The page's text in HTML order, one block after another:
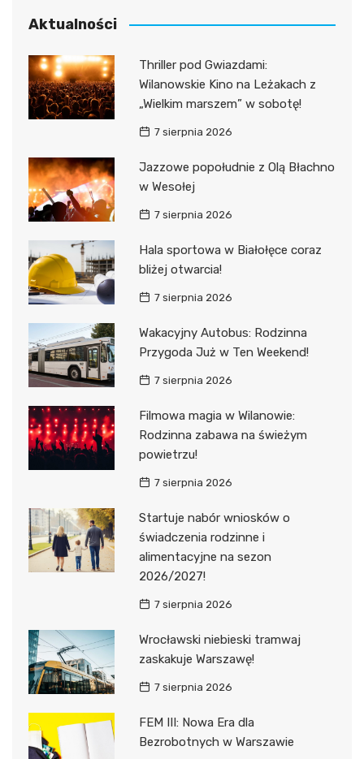
Aktualności
Thriller pod Gwiazdami:
Wilanowskie Kino na Leżakach z
„Wielkim marszem” w sobotę!
7 sierpnia 2026
Jazzowe popołudnie z Olą Błachno
w Wesołej
7 sierpnia 2026
Hala sportowa w Białołęce coraz
bliżej otwarcia!
7 sierpnia 2026
Wakacyjny Autobus: Rodzinna
Przygoda Już w Ten Weekend!
7 sierpnia 2026
Filmowa magia w Wilanowie:
Rodzinna zabawa na świeżym
powietrzu!
7 sierpnia 2026
Startuje nabór wniosków o
świadczenia rodzinne i
alimentacyjne na sezon
2026/2027!
7 sierpnia 2026
Wrocławski niebieski tramwaj
zaskakuje Warszawę!
7 sierpnia 2026
FEM III: Nowa Era dla
Bezrobotnych w Warszawie